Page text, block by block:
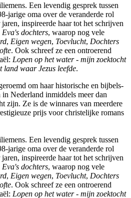
Een levendig gesprek tussen
jarige oma over de veranderde rol
inspireerde haar tot het schrijven
Eva's dochters, waarop nog vele
, Eigen wegen, Toevlucht, Dochters
. Ook schreef ze een ontroerend
Lopen op het water - mijn zoektocht
land waar Jezus leefde.
om haar historische en bijbels-
Nederland inmiddels meer dan
zijn. Ze is de winnares van meerdere
prijs voor christelijke romans
Een levendig gesprek tussen
jarige oma over de veranderde rol
inspireerde haar tot het schrijven
Eva's dochters, waarop nog vele
, Eigen wegen, Toevlucht, Dochters
. Ook schreef ze een ontroerend
Lopen op het water - mijn zoektocht